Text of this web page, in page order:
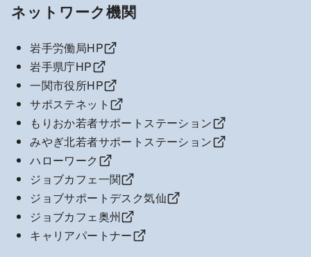
ネットワーク機関
岩手労働局HP
岩手県庁HP
一関市役所HP
サポステネット
もりおか若者サポートステーション
みやぎ北若者サポートステーション
ハローワーク
ジョブカフェ一関
ジョブサポートデスク気仙
ジョブカフェ奥州
キャリアパートナー